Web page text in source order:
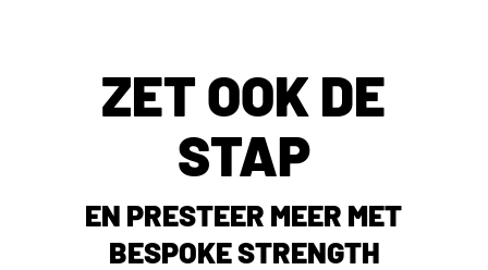
ZET OOK DE
STAP
EN PRESTEER MEER MET
BESPOKE STRENGTH